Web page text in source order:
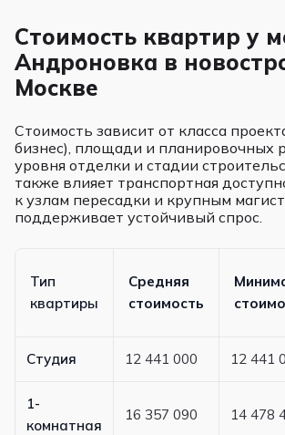
Стоимость квартир у
Андроновка в
Москве
Стоимость зависит от класса
бизнес), площади и планировочных
уровня отделки и стадии строительства.
также влияет транспортная
к узлам пересадки и крупным
поддерживает устойчивый спрос.
Тип
квартиры
Средняя
стоимость
Студия 12 441 000 12 441
1-
комнатная
16 357 090 14 478